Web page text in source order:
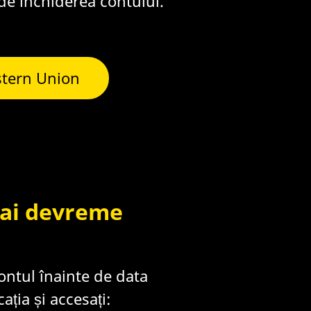
Union
devreme
înainte de data
și accesați: